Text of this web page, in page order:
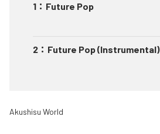
1 ： Future Pop
2 ： Future Pop (Instrumental)
Akushisu World